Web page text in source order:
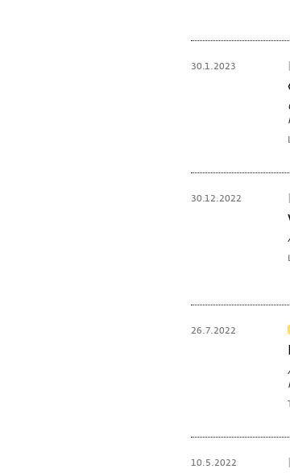
30.1.2023
30.12.2022
26.7.2022
10.5.2022